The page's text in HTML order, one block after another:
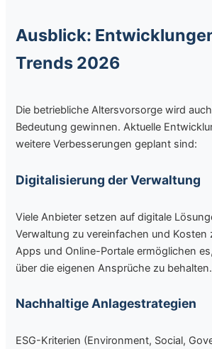
Ausblick:
Trends 2026
Die betriebliche Altersvorsorge wird
Bedeutung gewinnen. Aktuelle
weitere Verbesserungen geplant sind:
Digitalisierung der Verwaltung
Viele Anbieter setzen auf digitale
Verwaltung zu vereinfachen und Kosten
Apps und Online-Portale ermöglichen
über die eigenen Ansprüche zu behalten.
Nachhaltige Anlagestrategien
ESG-Kriterien (Environment, Social,